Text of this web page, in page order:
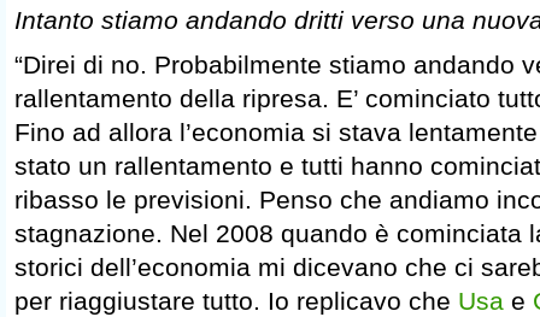
Intanto stiamo andando dritti verso una
“Direi di no. Probabilmente stiamo andando
rallentamento della ripresa. E’ cominciato
Fino ad allora l’economia si stava
stato un rallentamento e tutti hanno
ribasso le previsioni. Penso che andiamo
stagnazione. Nel 2008 quando è cominciata
storici dell’economia mi dicevano che ci
per riaggiustare tutto. Io replicavo che Usa e